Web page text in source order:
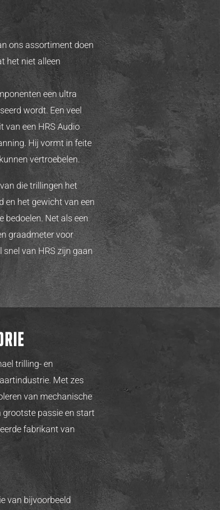
ons assortiment doen
het niet alleen
een ultra
wordt. Een veel
een HRS Audio
Hij vormt in feite
vertroebelen.
die trillingen het
en het gewicht van een
bedoelen. Net als een
graadmeter voor
van HRS zijn gaan
trilling- en
Met zes
van mechanische
grootste passie en start
fabrikant van
van bijvoorbeeld